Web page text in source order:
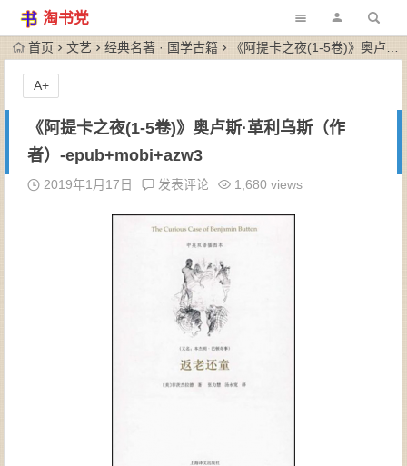
淘书党
首页 文艺 经典名著 · 国学古籍 《阿提卡之夜(1-5卷)》奥卢斯·革利乌斯（作者）-epub+mobi+azw3
《阿提卡之夜(1-5卷)》奥卢斯·革利乌斯（作
者）-epub+mobi+azw3
2019年1月17日 发表评论 1,680 views
A+